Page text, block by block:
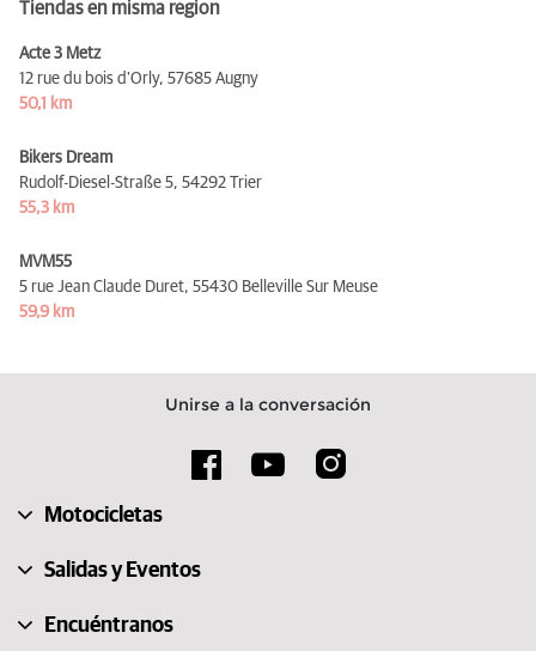
Tiendas en misma region
Acte 3 Metz
12 rue du bois d'Orly, 57685 Augny
50,1 km
Bikers Dream
Rudolf-Diesel-Straße 5, 54292 Trier
55,3 km
MVM55
5 rue Jean Claude Duret, 55430 Belleville Sur Meuse
59,9 km
Unirse a la conversación
Motocicletas
Salidas y Eventos
Encuéntranos